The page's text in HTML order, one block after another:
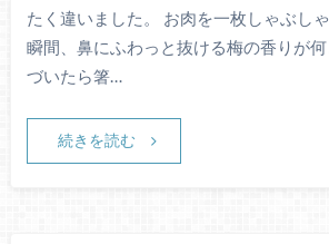
たく違いました。 お肉を一枚しゃぶし
瞬間、鼻にふわっと抜ける梅の香りが
づいたら箸…
続きを読む